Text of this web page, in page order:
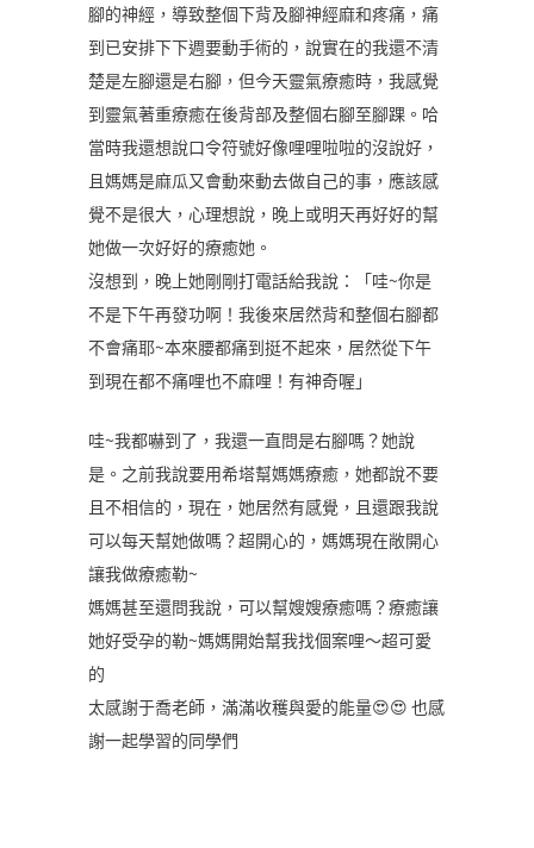
腳的神經，導致整個下背及腳神經麻和疼痛，痛
到已安排下下週要動手術的，說實在的我還不清
楚是左腳還是右腳，但今天靈氣療癒時，我感覺
到靈氣著重療癒在後背部及整個右腳至腳踝。哈
當時我還想說口令符號好像哩哩啦啦的沒說好，
且媽媽是麻瓜又會動來動去做自己的事，應該感
覺不是很大，心理想說，晚上或明天再好好的幫
她做一次好好的療癒她。
沒想到，晚上她剛剛打電話給我說：「哇~你是
不是下午再發功啊！我後來居然背和整個右腳都
不會痛耶~本來腰都痛到挺不起來，居然從下午
到現在都不痛哩也不麻哩！有神奇喔」
哇~我都嚇到了，我還一直問是右腳嗎？她說
是。之前我說要用希塔幫媽媽療癒，她都說不要
且不相信的，現在，她居然有感覺，且還跟我說
可以每天幫她做嗎？超開心的，媽媽現在敞開心
讓我做療癒勒~
媽媽甚至還問我說，可以幫嫂嫂療癒嗎？療癒讓
她好受孕的勒~媽媽開始幫我找個案哩～超可愛
的
太感謝于喬老師，滿滿收穫與愛的能量😍😍 也感
謝一起學習的同學們